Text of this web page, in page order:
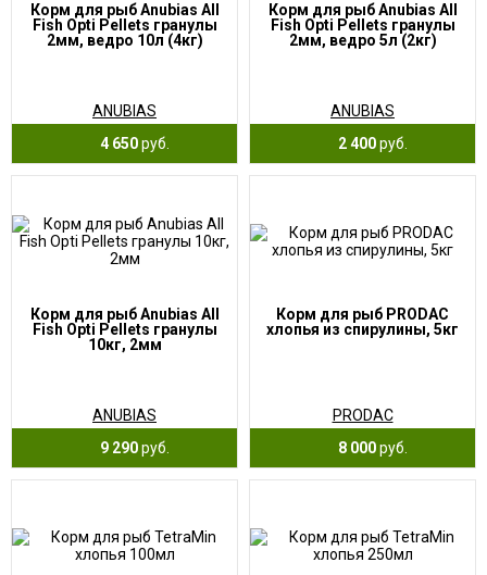
Корм для рыб Anubias All
Fish Opti Pellets гранулы
2мм, ведро 10л (4кг)
ANUBIAS
4 650руб.
Корм для рыб Anubias All
Fish Opti Pellets гранулы
2мм, ведро 5л (2кг)
ANUBIAS
2 400руб.
Корм для рыб Anubias All
Fish Opti Pellets гранулы
10кг, 2мм
ANUBIAS
9 290руб.
Корм для рыб PRODAC
хлопья из спирулины, 5кг
PRODAC
8 000руб.